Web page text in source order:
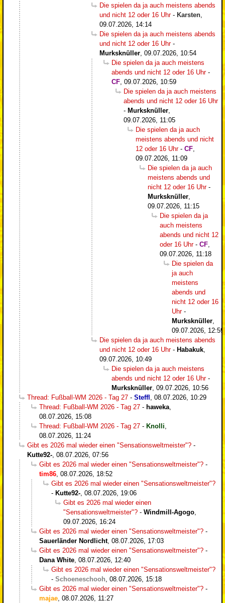
Die spielen da ja auch meistens abends
und nicht 12 oder 16 Uhr- Karsten
09.07.2026, 14:14
Die spielen da ja auch meistens abends
und nicht 12 oder 16 Uhr-
Murksknüller 09.07.2026, 10:54
Die spielen da ja auch meistens
abends und nicht 12 oder 16 Uhr-
CF 09.07.2026, 10:59
Die spielen da ja auch meistens
abends und nicht 12 oder 16 Uhr
- Murksknüller
09.07.2026, 11:05
Die spielen da ja auch
meistens abends und nicht
12 oder 16 Uhr- CF
09.07.2026, 11:09
Die spielen da ja auch
meistens abends und
nicht 12 oder 16 Uhr-
Murksknüller
09.07.2026, 11:15
Die spielen da ja
auch meistens
abends und nicht 12
oder 16 Uhr- CF
09.07.2026, 11:18
Die spielen da
ja auch
meistens
abends und
nicht 12 oder 16
Uhr-
Murksknüller
09.07.2026, 12:59
Die spielen da ja auch meistens abends
und nicht 12 oder 16 Uhr- Habakuk
09.07.2026, 10:49
Die spielen da ja auch meistens
abends und nicht 12 oder 16 Uhr-
Murksknüller 09.07.2026, 10:56
Thread: Fußball-WM 2026 - Tag 27 - Steffl
08.07.2026, 10:29
Thread: Fußball-WM 2026 - Tag 27 - haweka
08.07.2026, 15:08
Thread: Fußball-WM 2026 - Tag 27 - Knolli
08.07.2026, 11:24
Gibt es 2026 mal wieder einen "Sensationsweltmeister"? -
Kutte92- 08.07.2026, 07:56
Gibt es 2026 mal wieder einen "Sensationsweltmeister"? -
tim86 08.07.2026, 18:52
Gibt es 2026 mal wieder einen "Sensationsweltmeister"?
- Kutte92- 08.07.2026, 19:06
Gibt es 2026 mal wieder einen
"Sensationsweltmeister"? - Windmill-Agogo
09.07.2026, 16:24
Gibt es 2026 mal wieder einen "Sensationsweltmeister"? -
Sauerländer Nordlicht, 08.07.2026, 17:03
Gibt es 2026 mal wieder einen "Sensationsweltmeister"? -
Dana White 08.07.2026, 12:40
Gibt es 2026 mal wieder einen "Sensationsweltmeister"?
- Schoeneschooh 08.07.2026, 15:18
Gibt es 2026 mal wieder einen "Sensationsweltmeister"? -
majae 08.07.2026, 11:27